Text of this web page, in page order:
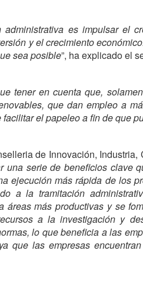
es impulsar el
y el crecimiento
sea posible”, ha explicado el
tener en cuenta que,
que dan empleo a
el papeleo a fin de que
de Innovación,
una serie de beneficios clave
ejecución más rápida de los
a la tramitación
áreas más productivas y se
a la investigación y
lo que beneficia a las
que las empresas